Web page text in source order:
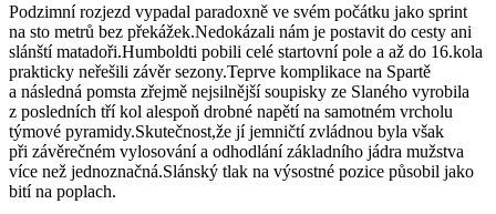
Podzimní rozjezd vypadal paradoxně ve svém počátku jako sprint
na sto metrů bez překážek.Nedokázali nám je postavit do cesty ani
slánští matadoři.Humboldti pobili celé startovní pole a až do 16.kola
prakticky neřešili závěr sezony.Teprve komplikace na Spartě
a následná pomsta zřejmě nejsilnější soupisky ze Slaného vyrobila
z posledních tří kol alespoň drobné napětí na samotném vrcholu
týmové pyramidy.Skutečnost,že jí jemničtí zvládnou byla však
při závěrečném vylosování a odhodlání základního jádra mužstva
více než jednoznačná.Slánský tlak na výsostné pozice působil jako
bití na poplach.